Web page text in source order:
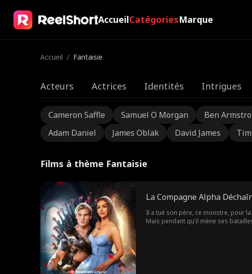
AccueilCatégoriesMarque
Accueil / Fantaisie
Acteurs Actrices Identités Intrigues
Cameron Saffle Samuel O Morgan Ben
Adam Daniel
James Oblak David James
Films à thème Fantaisie
La Compagne Alpha
Il a tué son père, ce monstre, pour
Mais pendant qu'il mène ses